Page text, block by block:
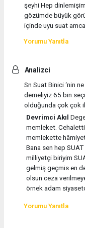
şeyhi Hep
gözümde büyük
içinde uyu suat amca
Yorumu Yanıtla
Analizci
Sn Suat Binici ‘nin
demeliyiz 65 bin
olduğunda çok çok
Devrimci Akıl
memleket.
memlekette
Bana sen hep
milliyetçi biriyim
gelmiş geçmis en
olsun ceza
örnek adam
Yorumu Yanıtla